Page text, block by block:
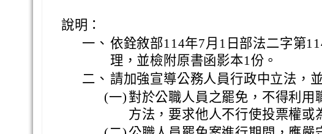
說明：
一、 依銓敘部114年7月1日部法二字第
理，並檢附原書函影本1份。
二、 請加強宣導公務人員行政中立法，
(一) 對於公職人員之罷免，不得利用
方法，要求他人不行使投票權或